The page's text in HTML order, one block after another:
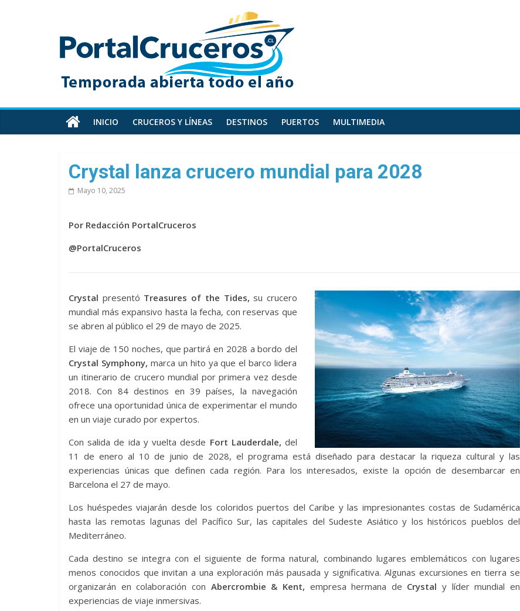
PortalCruceros
Toda
información
cruceros
en
un
sitio
INICIO CRUCEROS Y LÍNEAS DESTINOS PUERTOS MULTIMEDIA
Crystal lanza crucero mundial para 2028
Mayo 10, 2025
Por Redacción PortalCruceros
@PortalCruceros
Crystal presentó Treasures of the Tides, su crucero
mundial más expansivo hasta la fecha, con reservas que
se abren al público el 29 de mayo de 2025.
El viaje de 150 noches, que partirá en 2028 a bordo del
Crystal Symphony, marca un hito ya que el barco lidera
un itinerario de crucero mundial por primera vez desde
2018. Con 84 destinos en 39 países, la navegación
ofrece una oportunidad única de experimentar el mundo
en un viaje curado por expertos.
Con salida de ida y vuelta desde Fort Lauderdale, del
11 de enero al 10 de junio de 2028, el programa está diseñado para destacar la riqueza cultural y las
experiencias únicas que definen cada región. Para los interesados, existe la opción de desembarcar en
Barcelona el 27 de mayo.
Los huéspedes viajarán desde los coloridos puertos del Caribe y las impresionantes costas de Sudamérica
hasta las remotas lagunas del Pacífico Sur, las capitales del Sudeste Asiático y los históricos pueblos del
Mediterráneo.
Cada destino se integra con el siguiente de forma natural, combinando lugares emblemáticos con lugares
menos conocidos que invitan a una exploración más pausada y significativa. Algunas excursiones en tierra se
organizarán en colaboración con Abercrombie & Kent, empresa hermana de Crystal y líder mundial en
experiencias de viaje inmersivas.